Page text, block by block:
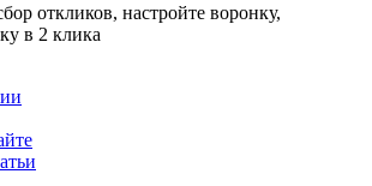
откликов, настройте воронку,
в 2 клика